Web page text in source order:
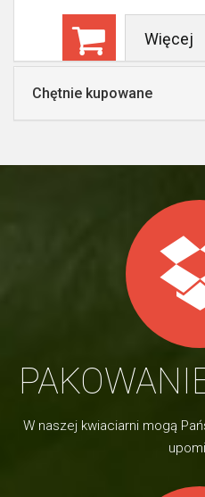
Więcej
Chętnie kupowane
W naszej kwiaciarni mogą